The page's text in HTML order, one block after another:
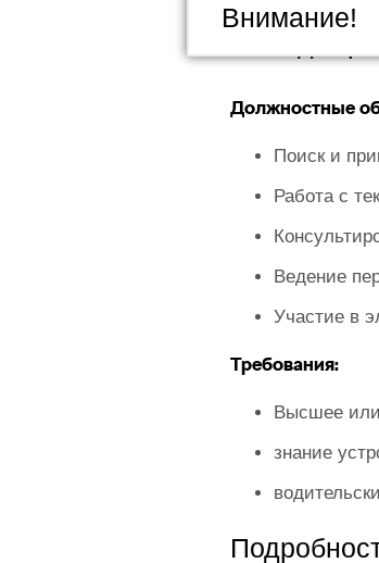
Внимание!
Должностные
Поиск и
Работа с
Ведение
Участие в
Требования:
Высшее или
знание